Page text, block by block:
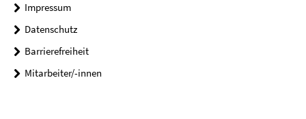
Impressum
Datenschutz
Barrierefreiheit
Mitarbeiter/-innen